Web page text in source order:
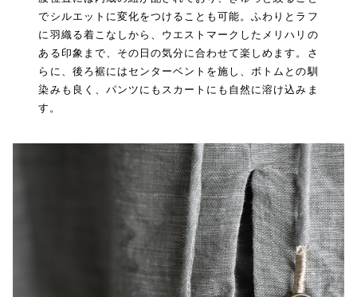
でシルエットに変化をつけることも可能。ふわりとラフ
に羽織る着こなしから、ウエストマークしたメリハリの
ある印象まで、その日の気分に合わせて楽しめます。さ
らに、後ろ裾にはセンターベントを施し、ボトムとの馴
染みも良く、パンツにもスカートにも自然に溶け込みま
す。